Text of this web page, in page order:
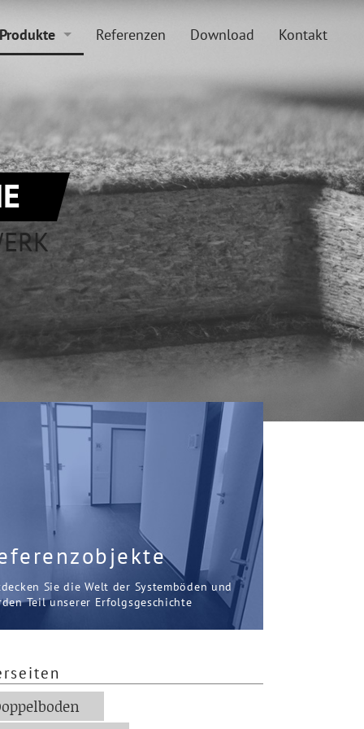
Produkte
Beläge
Sonderkonstruktionen
Referenzen Download Kontakt
Sie die Welt der Systemböden und
Teil unserer Erfolgsgeschichte